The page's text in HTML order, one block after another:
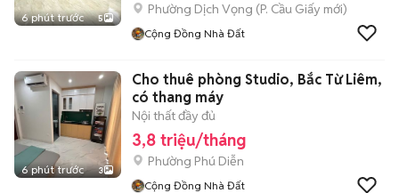
6 phút trước 5
Phường Dịch Vọng (P. Cầu Giấy mới)
Cộng Đồng Nhà Đất
6 phút trước 3
Cho thuê phòng Studio, Bắc Từ Liêm,
có thang máy
Nội thất đầy đủ
3,8 triệu/tháng
Phường Phú Diễn
Cộng Đồng Nhà Đất